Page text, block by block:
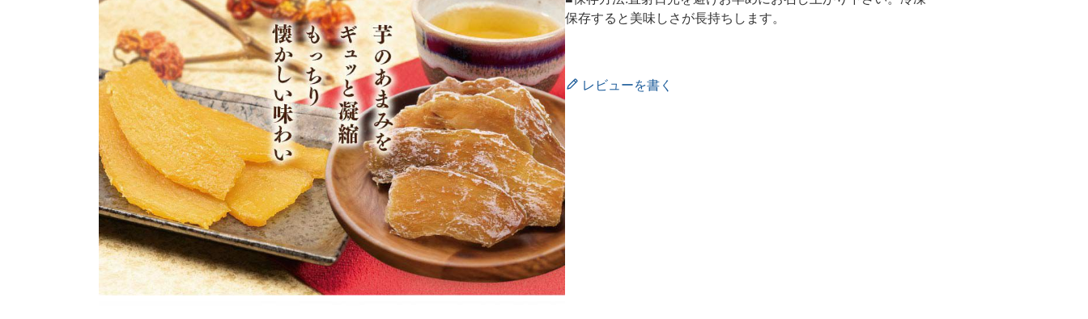
保存すると美味しさが長持ちします。
レビューを書く